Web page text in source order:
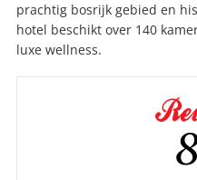
prachtig bosrijk gebied en
hotel beschikt over 140
luxe wellness.